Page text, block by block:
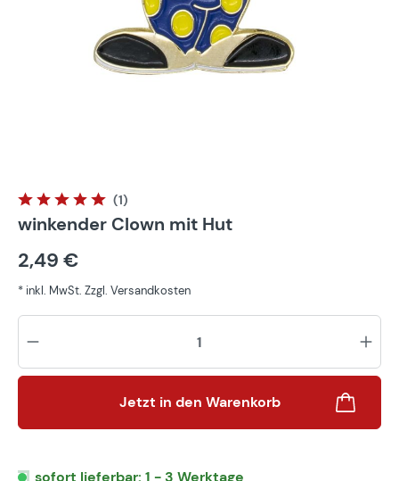
Durchschnittliche Bewertung von 5 von 5 Sternen
(1)
winkender Clown mit Hut
2,49 €
* inkl. MwSt. Zzgl. Versandkosten
Jetzt in den Warenkorb